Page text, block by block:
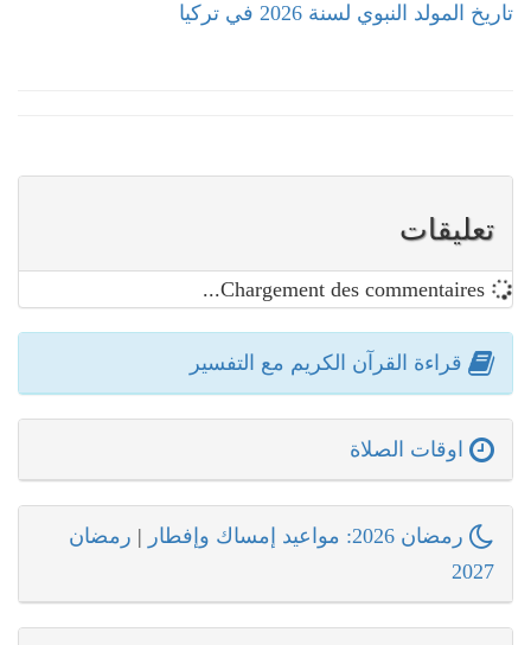
تاريخ المولد النبوي لسنة 2026 في تركيا
تعليقات
قراءة القرآن الكريم مع التفسير
اوقات الصلاة
رمضان 2026: مواعيد إمساك وإفطار | رمضان
2027